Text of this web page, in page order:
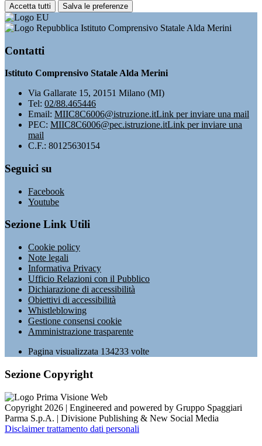
Accetta tutti Salva le preferenze
Istituto Comprensivo Statale Alda Merini
Contatti
Istituto Comprensivo Statale Alda Merini
Via Gallarate 15, 20151 Milano (MI)
Tel: 02/88.465446
Email: MIIC8C6006@istruzione.itLink per inviare una mail
PEC: MIIC8C6006@pec.istruzione.itLink per inviare una
mail
C.F.: 80125630154
Seguici su
Facebook
Youtube
Sezione Link Utili
Cookie policy
Note legali
Informativa Privacy
Ufficio Relazioni con il Pubblico
Dichiarazione di accessibilità
Obiettivi di accessibilità
Whistleblowing
Gestione consensi cookie
Amministrazione trasparente
Pagina visualizzata 134233 volte
Sezione Copyright
Copyright 2026 | Engineered and powered by Gruppo Spaggiari
Parma S.p.A. | Divisione Publishing & New Social Media
Disclaimer trattamento dati personali